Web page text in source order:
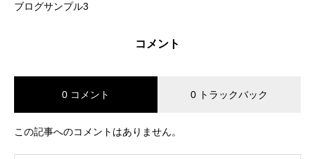
ブログサンプル3
コメント
0 コメント 0 トラックバック
この記事へのコメントはありません。